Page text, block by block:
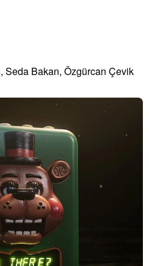
Seda Bakan, Özgürcan Çevik